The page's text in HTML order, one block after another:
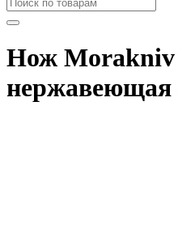
Нож Morakniv
нержавеющая